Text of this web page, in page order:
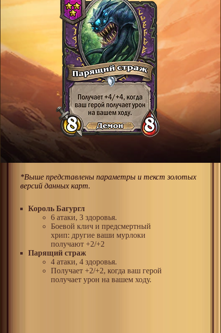
*Выше представлены параметры и текст золотых
версий данных карт.
Король Багургл
6 атаки, 3 здоровья.
Боевой клич и предсмертный
хрип: другие ваши мурлоки
получают +2/+2
Парящий страж
4 атаки, 4 здоровья.
Получает +2/+2, когда ваш герой
получает урон на вашем ходу.